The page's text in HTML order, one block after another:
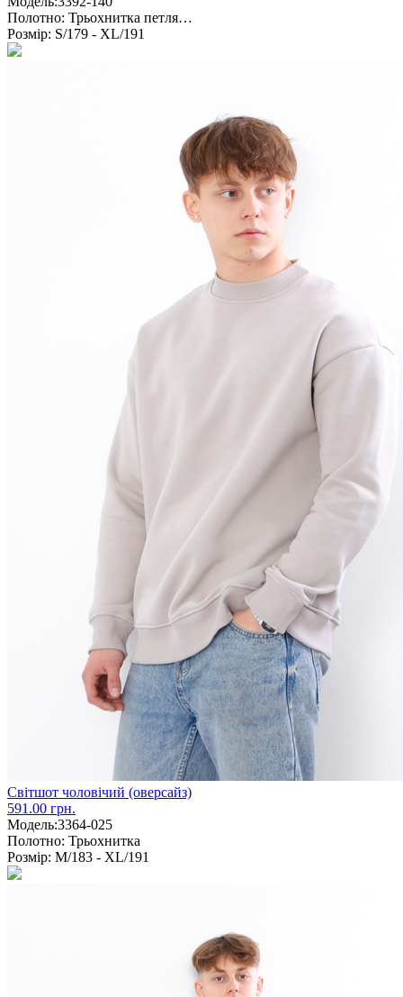
Полотно: Трьохнитка петля…
Розмір: S/179 - XL/191
Світшот чоловічий (оверсайз)
591.00 грн.
Модель:3364-025
Полотно: Трьохнитка
Розмір: M/183 - XL/191